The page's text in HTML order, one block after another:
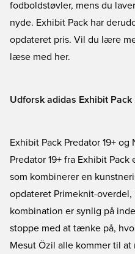
fodboldstøvler, mens du
nyde. Exhibit Pack har
opdateret pris. Vil du lære
læse med her.
Udforsk adidas Exhibit Pack
Exhibit Pack Predator 19+ og
Predator 19+ fra Exhibit
som kombinerer en
opdateret Primeknit-overdel,
kombination er synlig på
stoppe med at tænke på,
Mesut Özil alle kommer til